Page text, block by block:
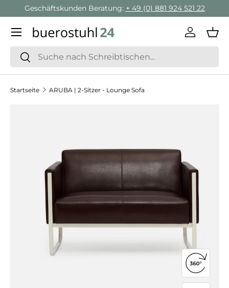
Direkt zum Inhalt
Geschäftskunden Beratung: + 49 (0) 881 924 521 22
Suchen
Suchen
Menü
Startseite ARUBA | 2-Sitzer - Lounge Sofa
360°-